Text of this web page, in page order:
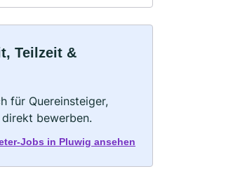
Teilzeit &
für Quereinsteiger,
bewerben.
Jobs in Pluwig ansehen